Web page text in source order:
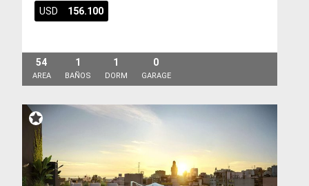
USD 156.100
54
AREA
1
BAÑOS
1
DORM
0
GARAGE